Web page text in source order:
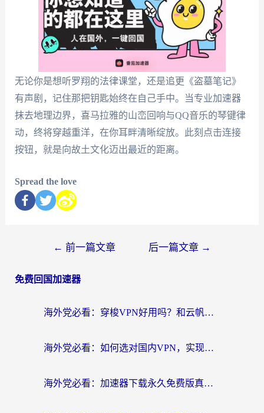
无论你是想听罗翔的法律课堂，还是追更《盗墓笔记》
有声剧，记住那把钥匙始终在自己手中。当专业加速器
抹去地理边界，喜马拉雅的山峦回响与QQ音乐的琴键律
动，终将穿越重洋，在你耳畔清晰绽放。此刻点击连接
按钮，就是向故土文化迈出最近的距离。
Spread the love
← 前一篇文章 后一篇文章 →
免费回国加速器
海外党必看：穿梭VPN好用吗？和云帆VPN对比哪个回国效果更好？附真实测评+避坑指南
海外党必看：如何选对国内VPN，实现无缝访问国内资源？
海外党必看：加速器下载永久免费版真的存在吗？教你无缝访问国内资源的正确姿势